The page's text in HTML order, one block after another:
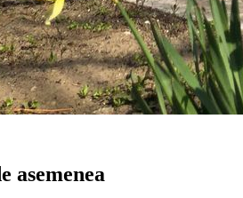
asemenea